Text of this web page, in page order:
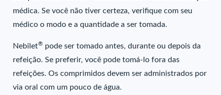
médica. Se você não tiver certeza, verifique com seu
médico o modo e a quantidade a ser tomada.
Nebilet® pode ser tomado antes, durante ou depois da
refeição. Se preferir, você pode tomá-lo fora das
refeições. Os comprimidos devem ser administrados por
via oral com um pouco de água.